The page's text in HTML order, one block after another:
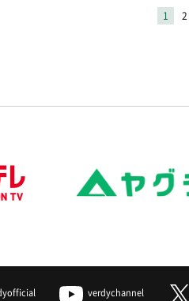
1 2
verdychannel